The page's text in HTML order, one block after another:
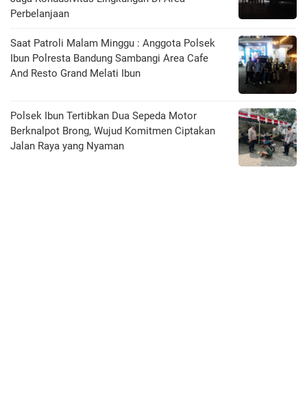
Perbelanjaan
Saat Patroli Malam Minggu : Anggota Polsek
Ibun Polresta Bandung Sambangi Area Cafe
And Resto Grand Melati Ibun
Polsek Ibun Tertibkan Dua Sepeda Motor
Berknalpot Brong, Wujud Komitmen Ciptakan
Jalan Raya yang Nyaman